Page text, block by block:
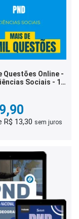
Questões Online -
Sociais - 1
R$ 13,30 sem juros